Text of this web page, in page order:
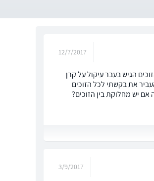
12/7/2017
הגיש בעבר עיקול על קרן
את בקשתי לכל הזוכים
1. אם ההליך בוצע רק בתיק אחד למה עליי לפנות לכל הזוכים? 2. מה קורה אם יש מחלוקת בין הזוכים?
3/9/2017